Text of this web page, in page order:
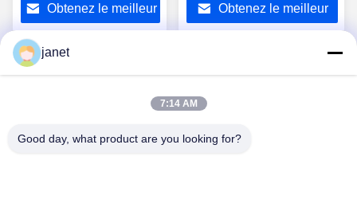
Obtenez le meilleur
projecteurs Gu10
Obtenez le meilleur
janet
7:14 AM
Good day, what product are you looking for?